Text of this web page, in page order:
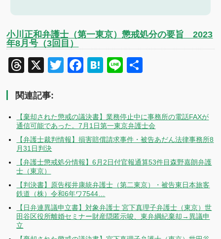
小川正和弁護士（第一東京）懲戒処分の要旨 2023
年8月号（3回目）
Threads
X TwitterFacebook
Hatena
Line
関連記事:
【棄却された懲戒の議決書】業務停止中に事務所の電話FAXが
通信可能であった。7月1日第一東京弁護士会
【弁護士裁判情報】損害賠償請求事件・被告あだん法律事務所8
月31日判決
【弁護士懲戒処分情報】6月2日付官報通算53件目森野嘉朗弁護
士（東京）
【判決書】原告桜井康統弁護士（第二東京）・被告東日本旅客
鉄道（株）令和6年ワ7544…
【日弁連異議申立書】対象弁護士 宮下真理子弁護士（東京）世
田谷区役所離婚セミナー財産隠匿示唆、東弁綱紀棄却→異議申
立